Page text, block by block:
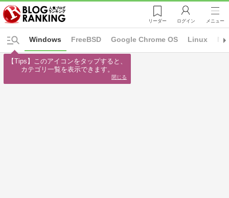
リーダー ログイン メニュー
FreeBSD Google Chrome OS Linux
Windows
【Tips】このアイコンをタップすると、
カテゴリ一覧を表示できます。
閉じる